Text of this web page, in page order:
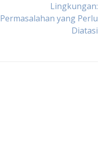
Lingkungan:
Permasalahan yang Perlu
Diatasi